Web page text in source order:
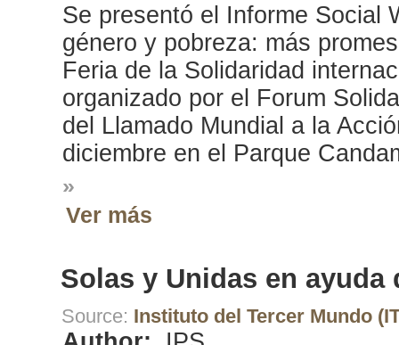
Se presentó el Informe Social
género y pobreza: más
Feria de la Solidaridad
organizado por el Forum
del Llamado Mundial a la
diciembre en el Parque
»
Ver más
Solas y Unidas en ayuda
Source: Instituto del Tercer Mundo